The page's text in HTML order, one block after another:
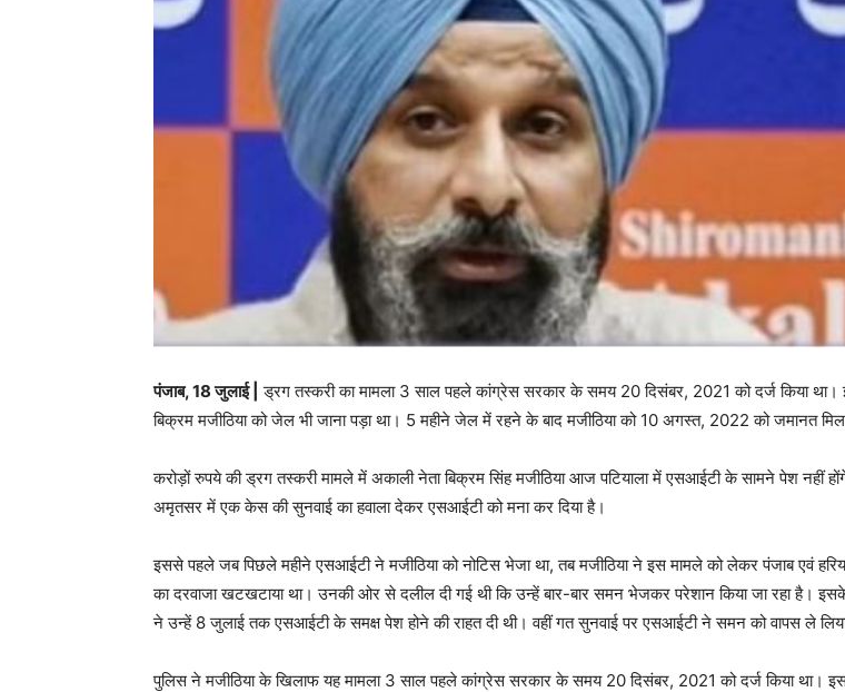
पंजाब, 18 जुलाई | ड्रग तस्करी का मामला 3 साल पहले कांग्रेस सरकार के समय 20 दिसंबर, 2021 को दर्ज किया था।
बिक्रम मजीठिया को जेल भी जाना पड़ा था। 5 महीने जेल में रहने के बाद मजीठिया को 10 अगस्त, 2022 को जमानत
करोड़ों रुपये की ड्रग तस्करी मामले में अकाली नेता बिक्रम सिंह मजीठिया आज पटियाला में एसआईटी के सामने पेश नहीं
अमृतसर में एक केस की सुनवाई का हवाला देकर एसआईटी को मना कर दिया है।
इससे पहले जब पिछले महीने एसआईटी ने मजीठिया को नोटिस भेजा था, तब मजीठिया ने इस मामले को लेकर पंजाब एवं
का दरवाजा खटखटाया था। उनकी ओर से दलील दी गई थी कि उन्हें बार-बार समन भेजकर परेशान किया जा रहा है। इसके
ने उन्हें 8 जुलाई तक एसआईटी के समक्ष पेश होने की राहत दी थी। वहीं गत सुनवाई पर एसआईटी ने समन को वापस ले
पुलिस ने मजीठिया के खिलाफ यह मामला 3 साल पहले कांग्रेस सरकार के समय 20 दिसंबर, 2021 को दर्ज किया था।